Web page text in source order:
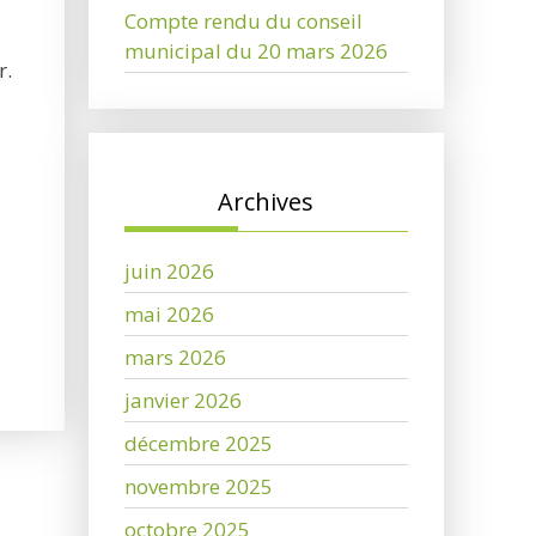
Compte rendu du conseil
municipal du 20 mars 2026
Archives
juin 2026
mai 2026
mars 2026
janvier 2026
décembre 2025
novembre 2025
octobre 2025